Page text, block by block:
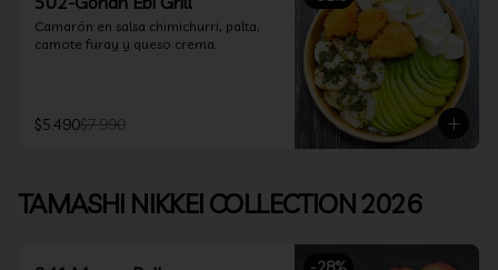
Camarón en salsa chimichurri, palta,
camote furay y queso crema.
$5.490$7.990
TAMASHI NIKKEI COLLECTION 2026